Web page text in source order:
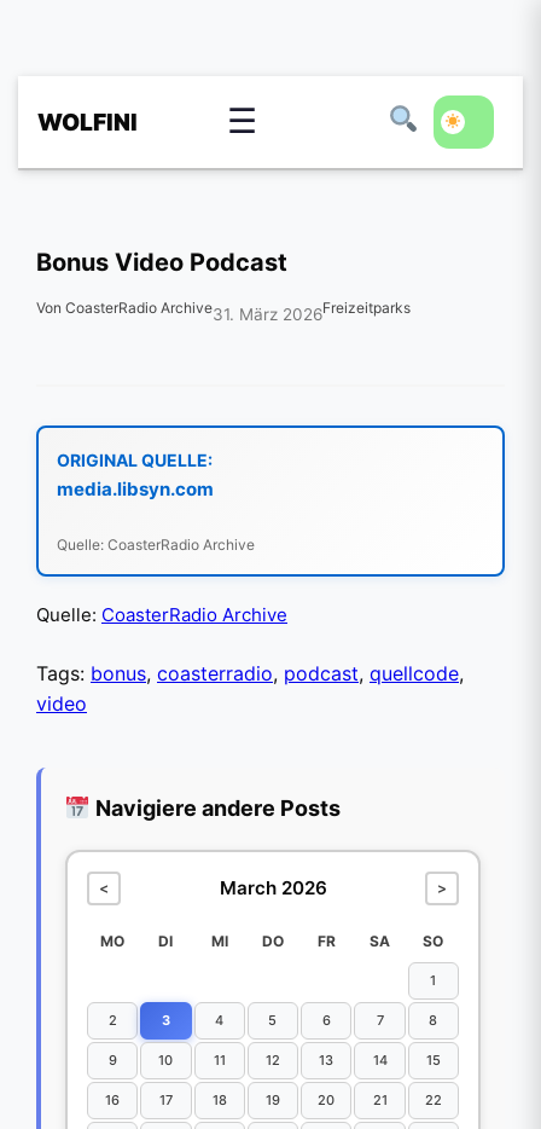
WOLFINI ☰
Bonus Video Podcast
Von CoasterRadio Archive31. März 2026Freizeitparks
ORIGINAL QUELLE:
media.libsyn.com
Quelle: CoasterRadio Archive
Quelle: CoasterRadio Archive
Tags: bonus, coasterradio, podcast, quellcode,
video
Navigiere andere Posts
< March 2026 >
MO DI MI DO FR SA SO
1
2 3 4 5 6 7 8
9 10 11 12 13 14 15
16 17 18 19 20 21 22